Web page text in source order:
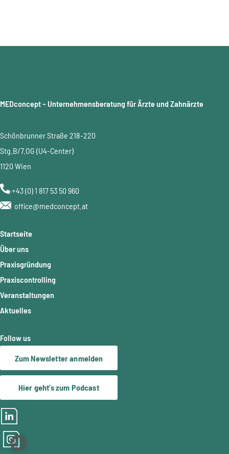
MEDconcept – Unternehmensberatung für Ärzte und Zahnärzte
Schönbrunner Straße 218-220
Stg.B/7.OG (U4-Center)
1120 Wien
+43 (0) 1 817 53 50 960
office@medconcept.at
Startseite
Über uns
Praxisgründung
Praxiscontrolling
Veranstaltungen
Aktuelles
Follow us
Zum Newsletter anmelden
Hier geht’s zum Podcast